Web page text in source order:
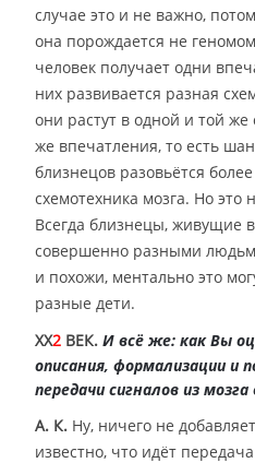
случае это и не важно,
она порождается не
человек получает одни
них развивается разная
они растут в одной и той
же впечатления, то есть
близнецов разовьётся
схемотехника мозга. Но
Всегда близнецы, живущие
совершенно разными
и похожи, ментально это
разные дети.
XX2 ВЕК. И всё же: как Вы
описания, формализации и
передачи сигналов из мозга
А. К. Ну, ничего не
известно, что идёт